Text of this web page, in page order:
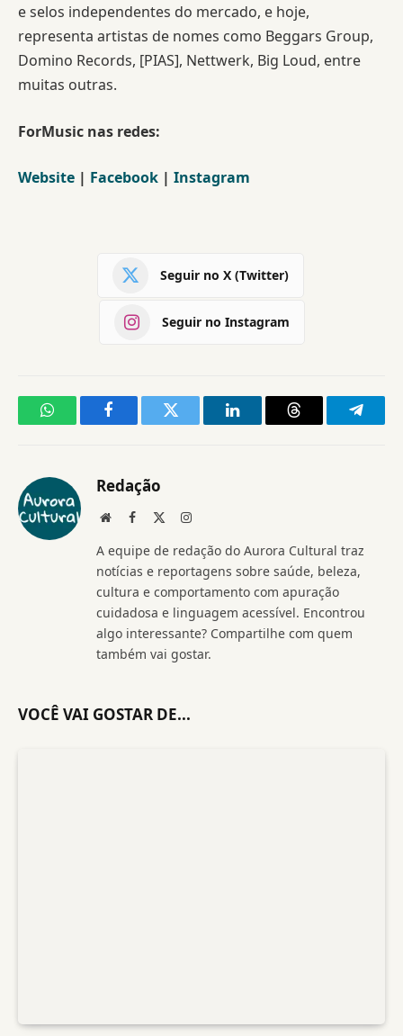
e selos independentes do mercado, e hoje,
representa artistas de nomes como Beggars Group,
Domino Records, [PIAS], Nettwerk, Big Loud, entre
muitas outras.
ForMusic nas redes:
Website | Facebook | Instagram
Seguir no X (Twitter)
Seguir no Instagram
WhatsAppFacebookTwitter LinkedInThreads
Redação
WebsiteFacebook Instagram
A equipe de redação do Aurora Cultural traz
notícias e reportagens sobre saúde, beleza,
cultura e comportamento com apuração
cuidadosa e linguagem acessível. Encontrou
algo interessante? Compartilhe com quem
também vai gostar.
VOCÊ VAI GOSTAR DE...